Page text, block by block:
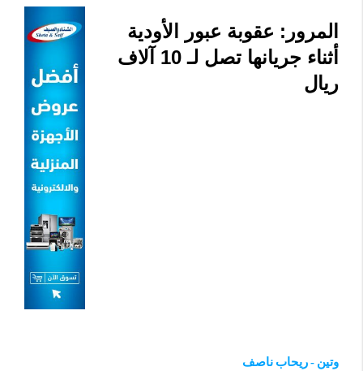
المرور: عقوبة عبور الأودية
أثناء جريانها تصل لـ 10 آلاف
ريال
وتين - ريحاب ناصف